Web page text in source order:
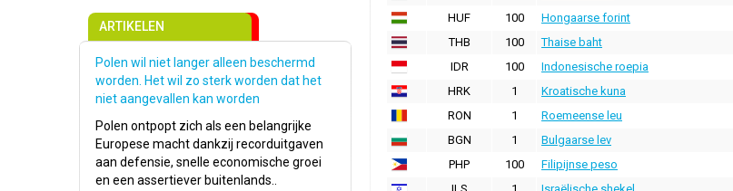
HUF
100 Hongaarse forint
THB
100 Thaise baht
IDR
100 Indonesische roepia
HRK
1 Kroatische kuna
RON
1 Roemeense leu
BGN
1 Bulgaarse lev
PHP
100 Filipijnse peso
ARTIKELEN
Polen wil niet langer alleen beschermd
worden. Het wil zo sterk worden dat het
niet aangevallen kan worden
Polen ontpopt zich als een belangrijke
Europese macht dankzij recorduitgaven
aan defensie, snelle economische groei
en een assertiever buitenlands..